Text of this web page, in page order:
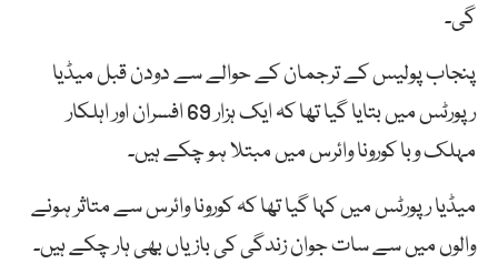
گی۔
پنجاب پولیس کے ترجمان کے حوالے سے دودن قبل میڈیا
رپورٹس میں بتایا گیا تھا کہ ایک ہزار 69 افسران اور اہلکار
مہلک وبا کورونا وائرس میں مبتلا ہو چکے ہیں۔
میڈیا رپورٹس میں کہا گیا تھا کہ کورونا وائرس سے متاثر ہونے
والوں میں سے سات جوان زندگی کی بازیاں بھی ہار چکے ہیں۔